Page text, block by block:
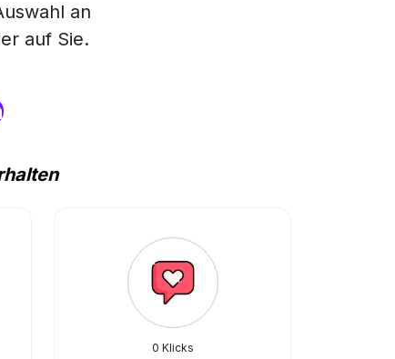
an
auf Sie.
0 Klicks